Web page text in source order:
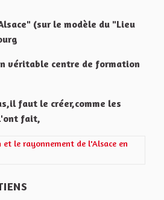
(sur le modèle du "Lieu
véritable centre de formation
faut le créer,comme les
fait,
catégorie : La Culture, l'Education et le
le rayonnement de l'Alsace en